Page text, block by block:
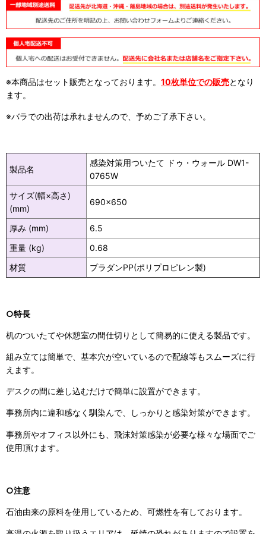
※本商品はセット販売となっております。 10枚単位での販売となり
ます。
※バラでの出荷は承れませんので、予めご了承下さい。
製品名
感染対策用ついたて ドゥ・ウォール DW1-
0765W
サイズ(幅×高さ)
(mm)
690×650
厚み (mm)
6.5
重量 (kg)
0.68
材質
プラダンPP(ポリプロピレン製)
○特長
机のついたてや休憩室の間仕切りとして簡易的に使える製品です。
組み立ては簡単で、基本穴が空いているので配線等もスムーズに行
えます。
デスクの間に差し込むだけで簡単に設置ができます。
事務所内に違和感なく馴染んで、しっかりと感染対策ができます。
事務所やオフィス以外にも、飛沫対策感染が必要な様々な場面でご
使用頂けます。
○注意
石油由来の原料を使用しているため、可燃性を有しております。